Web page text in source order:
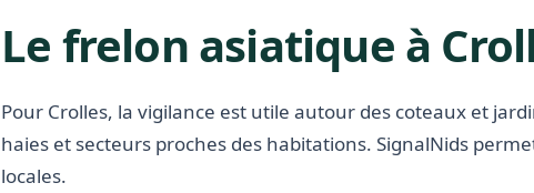
Le frelon asiatique à
Pour Crolles, la vigilance est utile autour des coteaux et
haies et secteurs proches des habitations. SignalNids
locales.